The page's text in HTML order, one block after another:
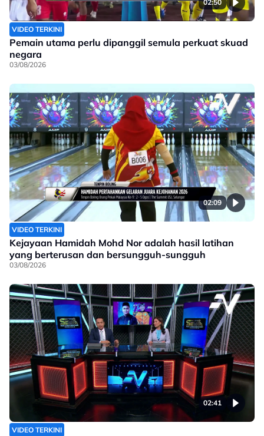
02:50
VIDEO TERKINI
Pemain utama perlu dipanggil semula perkuat skuad
negara
03/08/2026
02:09
VIDEO TERKINI
Kejayaan Hamidah Mohd Nor adalah hasil latihan
yang berterusan dan bersungguh-sungguh
03/08/2026
02:41
VIDEO TERKINI